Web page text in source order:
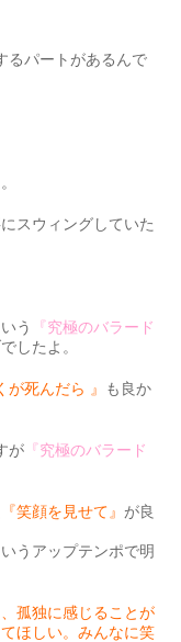
るパートがあるんで
スウィングしていた
う
『究極のバラード
したよ。
が死んだら 』 も良か
が 『究極のバラード
『笑顔を見せて』 が良
うアップテンポで明
孤独に感じることが
ほしい。みんなに笑